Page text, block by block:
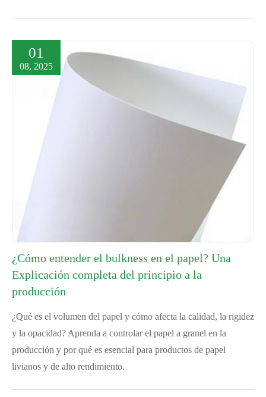
01
08, 2025
¿Cómo entender el bulkness en el papel? Una
Explicación completa del principio a la
producción
¿Qué es el volumen del papel y cómo afecta la calidad, la rigidez
y la opacidad? Aprenda a controlar el papel a granel en la
producción y por qué es esencial para productos de papel
livianos y de alto rendimiento.